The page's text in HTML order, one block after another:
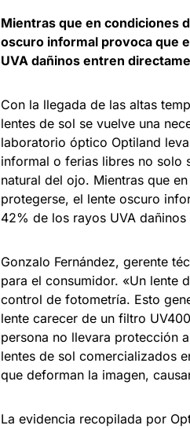
Mientras que en condiciones
oscuro informal provoca que
UVA dañinos entren
Con la llegada de las altas
lentes de sol se vuelve una
laboratorio óptico Optiland
informal o ferias libres no solo
natural del ojo. Mientras que
protegerse, el lente oscuro
42% de los rayos UVA
Gonzalo Fernández, gerente
para el consumidor. «Un lente
control de fotometría. Esto
lente carecer de un filtro
persona no llevara protección
lentes de sol comercializados
que deforman la imagen,
La evidencia recopilada por